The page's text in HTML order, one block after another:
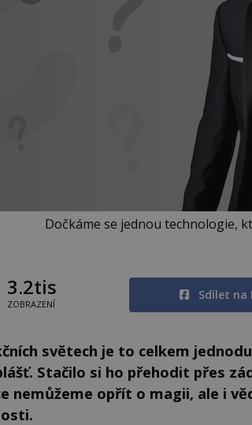
Dočkáme se jednou technologie,
3.2tis
ZOBRAZENÍ
Sdílet na
světech je to celkem
Stačilo si ho přehodit přes
nemůžeme opřít o magii, ale i